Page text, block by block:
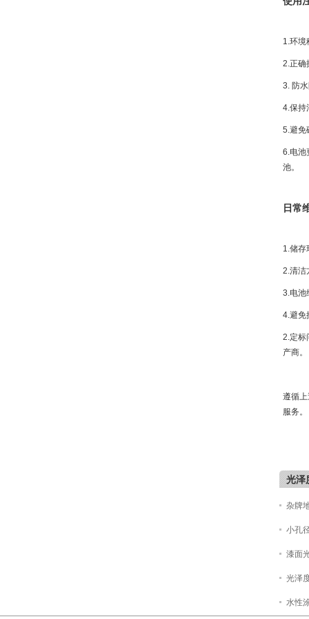
1.环境
2.正确
3. 防
4.保持
5.避免
6.电池
池。
日常
1.储存
2.清洁
3.电池
4.避免
2.定标
产商。
遵循
服务。
光泽
杂牌
小孔
漆面
光泽
水性